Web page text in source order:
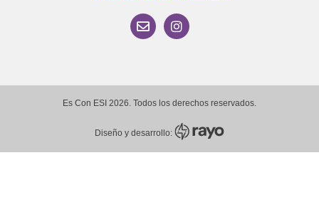
Es Con ESI 2026. Todos los derechos reservados.
Diseño y desarrollo: